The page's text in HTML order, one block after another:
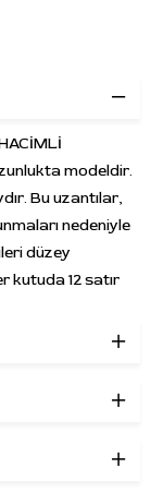
modeldir.
Bu uzantılar,
nedeniyle
düzey
kutuda 12 satır